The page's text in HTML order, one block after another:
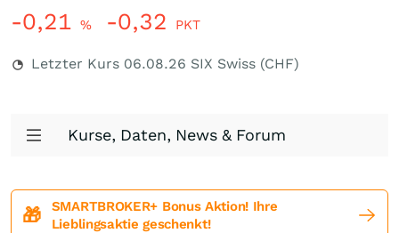
-0,21 % -0,32 PKT
Letzter Kurs 06.08.26 SIX Swiss (CHF)
Kurse, Daten, News & Forum
🎁
SMARTBROKER+ Bonus Aktion! Ihre
Lieblingsaktie geschenkt!